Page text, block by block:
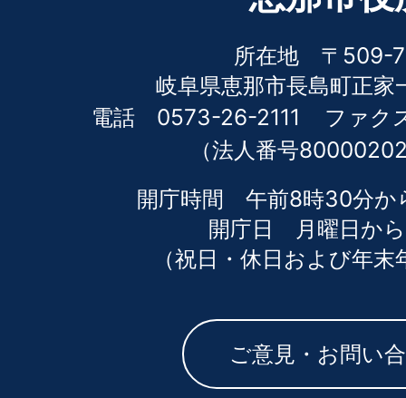
所在地 〒509-
岐阜県恵那市長島町正家
電話 0573-26-2111
ファ
（法人番号
開庁時間 午前8時30分か
開庁日 月曜日か
（祝日・休日および年
ご意見・お問い